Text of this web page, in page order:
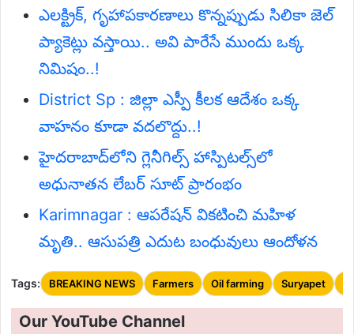
ఎలక్ట్రిక్, గృహాపకారణాలు కొన్నప్పుడు సిలికా జెల్
ప్యాకెట్లు వస్తాయి.. అవి పారేసే ముందు ఒక్క
నిమిషం..!
District Sp : జిల్లా ఎస్పీ కీలక ఆదేశం ఒక్క
వాహనం కూడా వదలొద్దు..!
హైదరాబాద్‌లోని గ్లెనీగిల్స్ హాస్పిటల్స్‌లో
అధునాతన లేబర్ సూట్ ప్రారంభం
Karimnagar : ఆపరేషన్ వికటించి మహిళ
మృతి.. ఆసుపత్రి ఎదుట బంధువులు ఆందోళన
Tags: BREAKING NEWS Farmers Oil farming Suryapet
Our YouTube Channel